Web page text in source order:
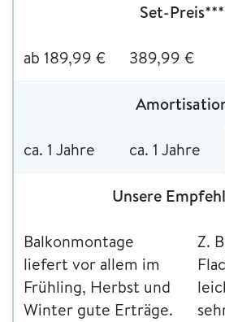
Set-Preis***
ab 189,99 € 389,99 €
ca. 1 Jahre ca. 1 Jahre
Unsere
Balkonmontage
liefert vor allem im
Frühling, Herbst und
Winter gute Erträge.
Z.